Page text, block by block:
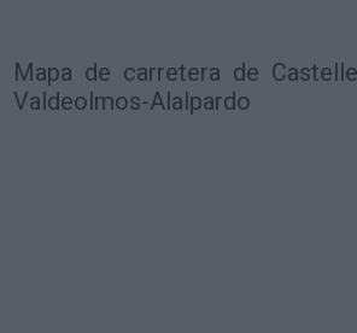
Mapa de carretera de
Valdeolmos-Alalpardo